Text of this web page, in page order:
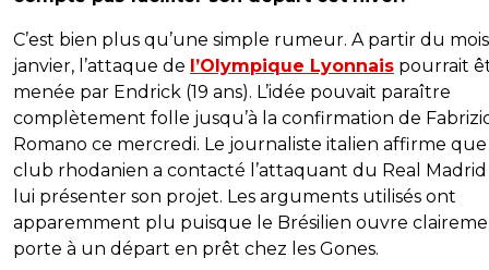
C’est bien plus qu’une simple rumeur. A partir du
janvier, l’attaque de l’Olympique Lyonnais pourrait
menée par Endrick (19 ans). L’idée pouvait paraître
complètement folle jusqu’à la confirmation de
Romano ce mercredi. Le journaliste italien affirme
club rhodanien a contacté l’attaquant du Real
lui présenter son projet. Les arguments utilisés ont
apparemment plu puisque le Brésilien ouvre
porte à un départ en prêt chez les Gones.